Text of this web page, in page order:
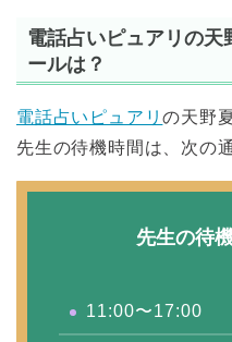
電話占いピュアリの天
ールは？
電話占いピュアリの天野
先生の待機時間は、次の
先生の待
11:00〜17:00